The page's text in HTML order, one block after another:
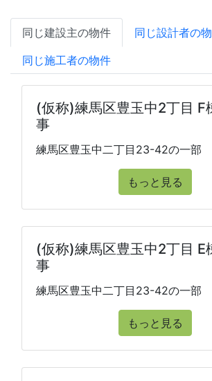
同じ建設主の物件
同じ設計者の
同じ施工者の物件
(仮称)練馬区豊玉中2丁目 F
事
練馬区豊玉中二丁目23-42の一部
もっと見る
(仮称)練馬区豊玉中2丁目 E
事
練馬区豊玉中二丁目23-42の一部
もっと見る